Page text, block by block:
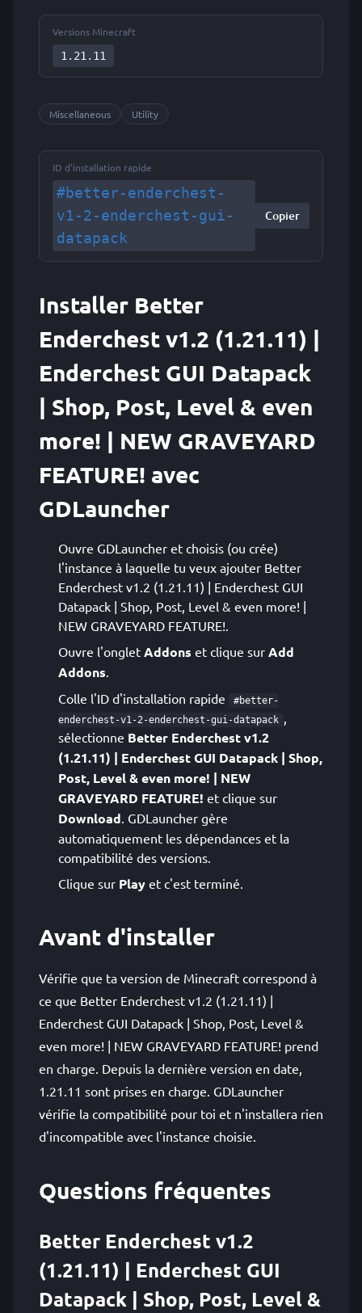
Versions Minecraft
1.21.11
Miscellaneous Utility
ID d'installation rapide
#better-enderchest-
v1-2-enderchest-gui-
datapack
Copier
Installer Better
Enderchest v1.2 (1.21.11) |
Enderchest GUI Datapack
| Shop, Post, Level & even
more! | NEW GRAVEYARD
FEATURE! avec
GDLauncher
Ouvre GDLauncher et choisis (ou crée)
l'instance à laquelle tu veux ajouter Better
Enderchest v1.2 (1.21.11) | Enderchest GUI
Datapack | Shop, Post, Level & even more! |
NEW GRAVEYARD FEATURE!.
Ouvre l'onglet Addons et clique sur Add
Addons.
Colle l'ID d'installation rapide
#better-
enderchest-v1-2-enderchest-gui-datapack ,
sélectionne Better Enderchest v1.2
(1.21.11) | Enderchest GUI Datapack | Shop,
Post, Level & even more! | NEW
GRAVEYARD FEATURE! et clique sur
Download. GDLauncher gère
automatiquement les dépendances et la
compatibilité des versions.
Clique sur Play et c'est terminé.
Avant d'installer
Vérifie que ta version de Minecraft correspond à
ce que Better Enderchest v1.2 (1.21.11) |
Enderchest GUI Datapack | Shop, Post, Level &
even more! | NEW GRAVEYARD FEATURE! prend
en charge. Depuis la dernière version en date,
1.21.11 sont prises en charge. GDLauncher
vérifie la compatibilité pour toi et n'installera rien
d'incompatible avec l'instance choisie.
Questions fréquentes
Better Enderchest v1.2
(1.21.11) | Enderchest GUI
Datapack | Shop, Post, Level &